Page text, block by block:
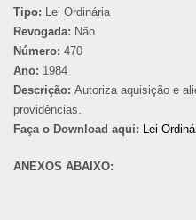
Tipo: Lei Ordinária
Revogada: Não
Número: 470
Ano: 1984
Descrição: Autoriza aquisição e
providências.
Faça o Download aqui: Lei
ANEXOS ABAIXO: